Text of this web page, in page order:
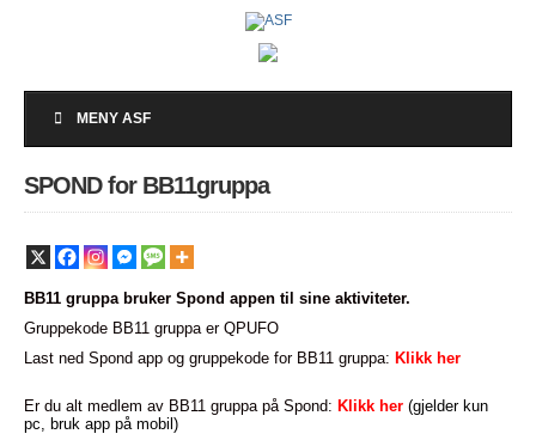
MENY ASF
SPOND for BB11gruppa
BB11 gruppa bruker Spond appen til sine aktiviteter.
Gruppekode BB11 gruppa er QPUFO
Last ned Spond app og gruppekode for BB11 gruppa: Klikk her
Er du alt medlem av BB11 gruppa på Spond: Klikk her (gjelder kun
pc, bruk app på mobil)